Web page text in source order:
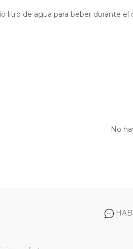
litro de agua para beber durante el
No